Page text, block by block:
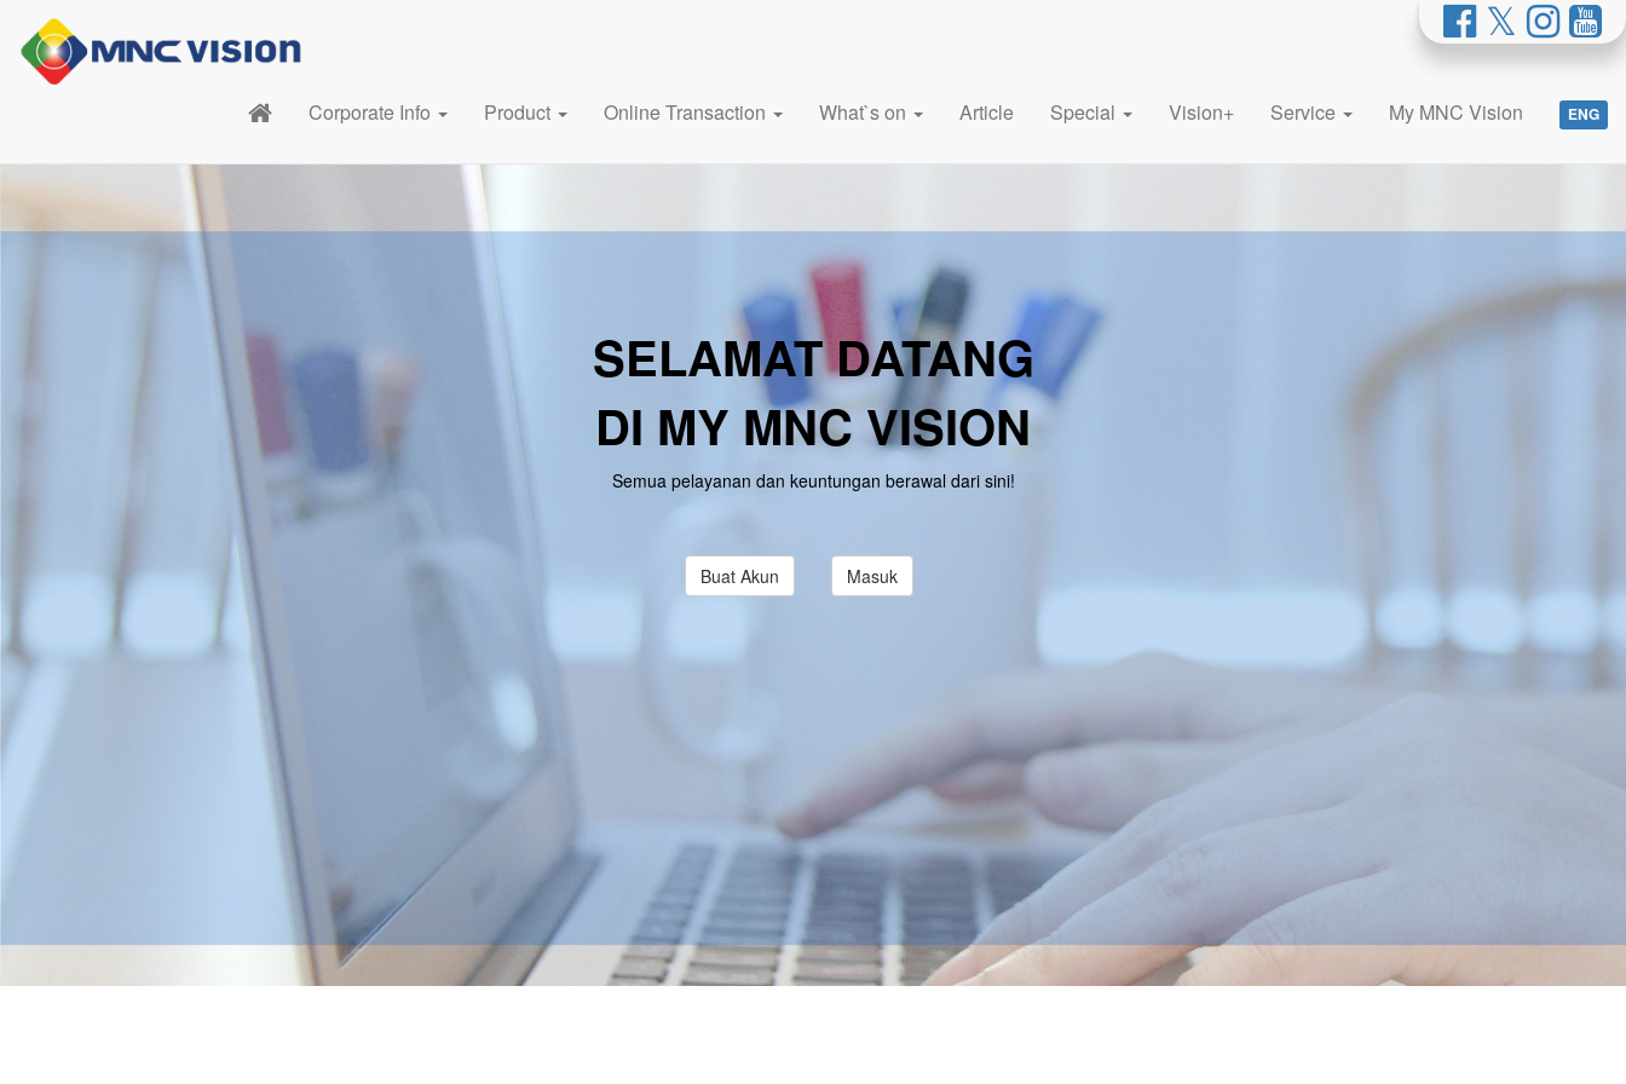
Corporate Info Product Online Transaction What`s on Article Special Vision+ Service My MNC Vision ENG
SELAMAT DATANG
DI MY MNC VISION
Semua pelayanan dan keuntungan berawal dari sini!
Buat Akun Masuk